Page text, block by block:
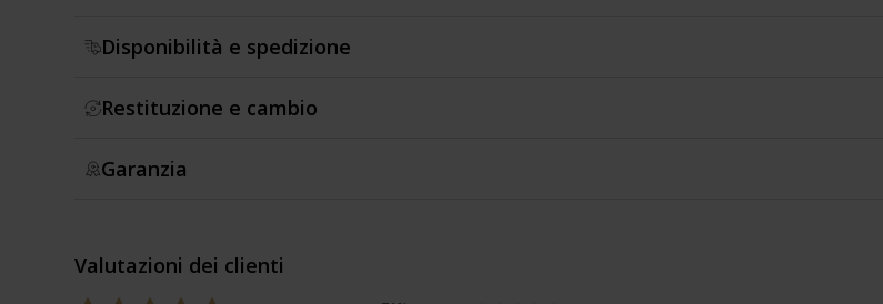
Disponibilità e spedizione
Restituzione e cambio
Garanzia
Valutazioni dei clienti